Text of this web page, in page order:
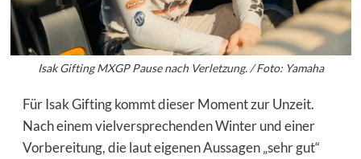
Isak Gifting MXGP Pause nach Verletzung. / Foto: Yamaha
Für Isak Gifting kommt dieser Moment zur Unzeit.
Nach einem vielversprechenden Winter und einer
Vorbereitung, die laut eigenen Aussagen „sehr gut“